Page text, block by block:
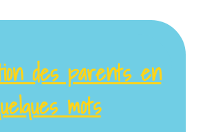
des parents en
mots